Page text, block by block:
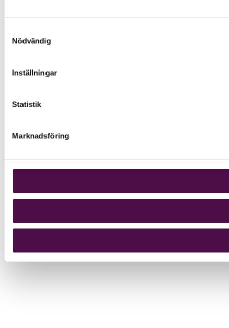
Nödvändig
Inställningar
Statistik
Marknadsföring